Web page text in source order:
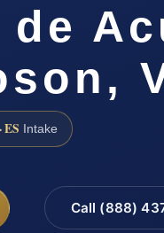
ES Intake
Call (888)